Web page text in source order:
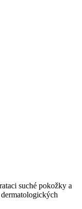
suché pokožky a